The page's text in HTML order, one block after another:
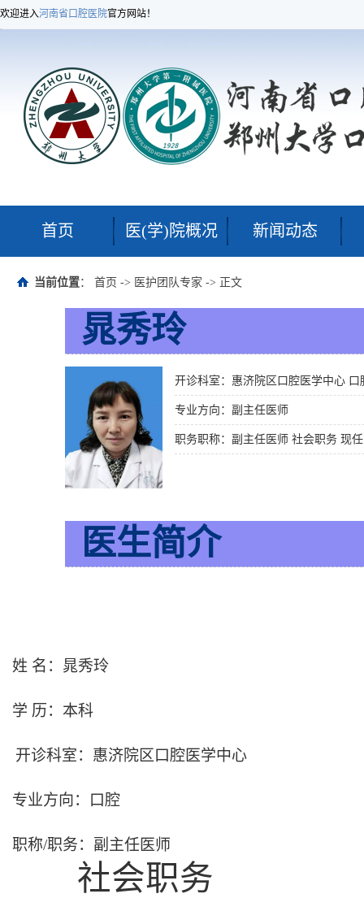
欢迎进入河南省口腔医院官方网站！
首页 医(学)院概况 新闻动态
当前位置： 首页 -> 医护团队专家 -> 正文
晁秀玲
开诊科室：惠济院区口腔医学中心 口
专业方向：副主任医师
医生简介
姓 名：晁秀玲
学 历：本科
开诊科室： 惠济院区口腔医学中心
专业方向：口腔
职称/职务：副主任医师
社会职务